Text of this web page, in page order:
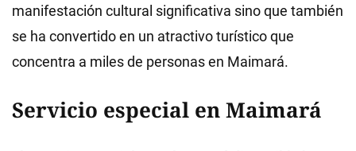
manifestación cultural significativa sino que también
se ha convertido en un atractivo turístico que
concentra a miles de personas en Maimará.
Servicio especial en Maimará